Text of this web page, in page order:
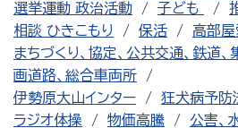
選挙運動 政治活動
子ども
相談 ひきこもり
保活
高部屋
まちづくり、協定、公共交通、鉄道
画道路、総合車両所
伊勢原大山インター
狂犬病予防
ラジオ体操
物価高騰 公害、